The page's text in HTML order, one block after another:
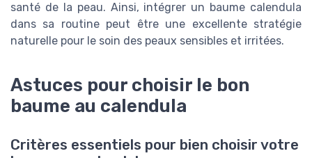
santé de la peau. Ainsi, intégrer un baume calendula
dans sa routine peut être une excellente stratégie
naturelle pour le soin des peaux sensibles et irritées.
Astuces pour choisir le bon
baume au calendula
Critères essentiels pour bien choisir votre